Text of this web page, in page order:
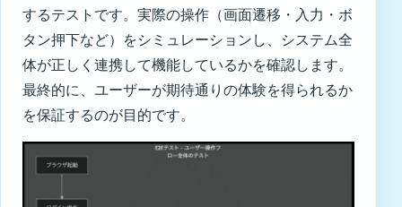
するテストです。実際の操作（画面遷移・入力・ボ
タン押下など）をシミュレーションし、システム全
体が正しく連携して機能しているかを確認します。
最終的に、ユーザーが期待通りの体験を得られるか
を保証するのが目的です。